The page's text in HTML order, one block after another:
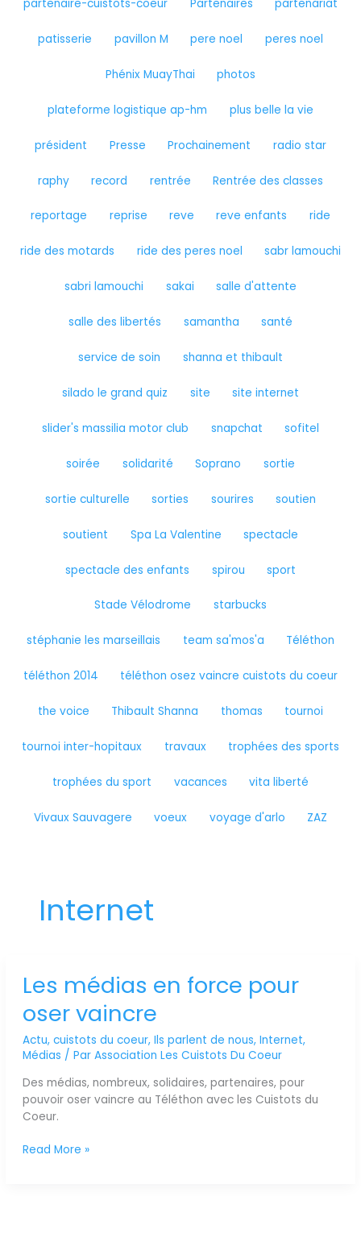
partenaire-cuistots-coeur Partenaires partenariat
patisserie pavillon M pere noel peres noel
Phénix MuayThai photos
plateforme logistique ap-hm plus belle la vie
président Presse Prochainement radio star
raphy record rentrée Rentrée des classes
reportage reprise reve reve enfants ride
ride des motards ride des peres noel sabr lamouchi
sabri lamouchi sakai salle d'attente
salle des libertés samantha santé
service de soin shanna et thibault
silado le grand quiz site site internet
slider's massilia motor club snapchat sofitel
soirée solidarité Soprano sortie
sortie culturelle sorties sourires soutien
soutient Spa La Valentine spectacle
spectacle des enfants spirou sport
Stade Vélodrome starbucks
stéphanie les marseillais team sa'mos'a Téléthon
téléthon 2014 téléthon osez vaincre cuistots du coeur
the voice Thibault Shanna thomas tournoi
tournoi inter-hopitaux travaux trophées des sports
trophées du sport vacances vita liberté
Vivaux Sauvagere voeux voyage d'arlo ZAZ
Internet
Les médias en force pour
oser vaincre
Actu, cuistots du coeur, Ils parlent de nous, Internet,
Médias / Par Association Les Cuistots Du Coeur
Des médias, nombreux, solidaires, partenaires, pour
pouvoir oser vaincre au Téléthon avec les Cuistots du
Coeur.
Les
médias
en
pour
oser
vaincre
Read More »